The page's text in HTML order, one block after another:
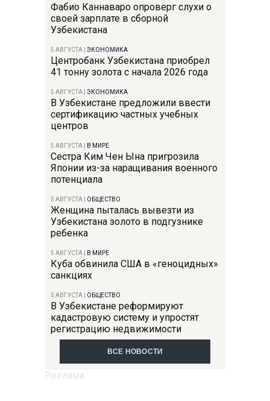
Фабио Каннаваро опроверг слухи о
своей зарплате в сборной
Узбекистана
5 АВГУСТА ЭКОНОМИКА
Центробанк Узбекистана приобрел
41 тонну золота с начала 2026 года
5 АВГУСТА ЭКОНОМИКА
В Узбекистане предложили ввести
сертификацию частных учебных
центров
5 АВГУСТА В МИРЕ
Сестра Ким Чен Ына пригрозила
Японии из-за наращивания военного
потенциала
5 АВГУСТА ОБЩЕСТВО
Женщина пыталась вывезти из
Узбекистана золото в подгузнике
ребенка
5 АВГУСТА В МИРЕ
Куба обвинила США в «геноцидных»
санкциях
5 АВГУСТА ОБЩЕСТВО
В Узбекистане реформируют
кадастровую систему и упростят
регистрацию недвижимости
ВСЕ НОВОСТИ